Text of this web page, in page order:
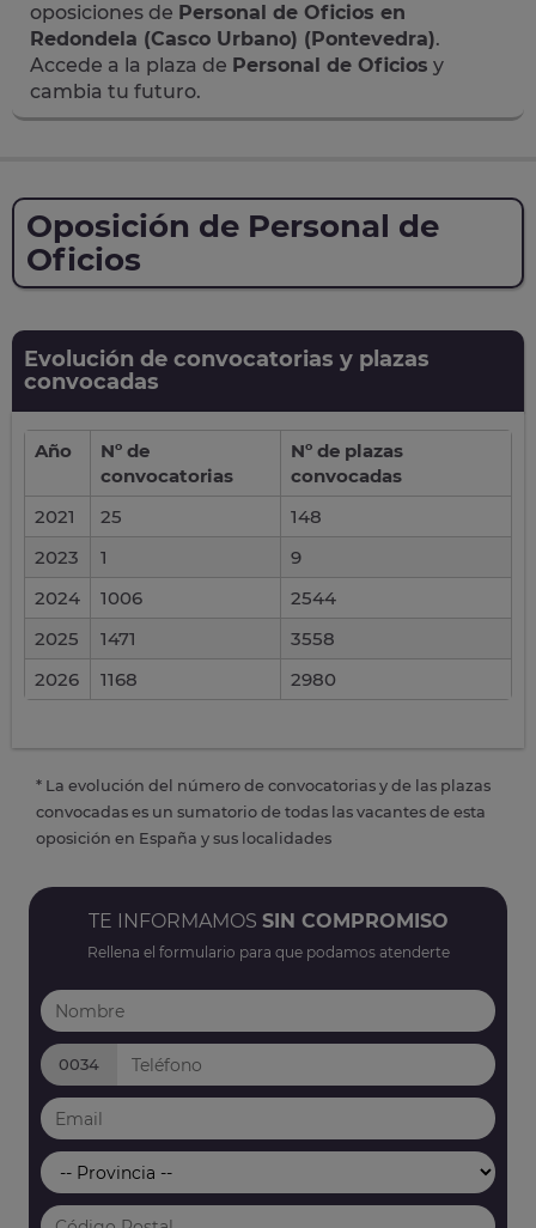
oposiciones de Personal de Oficios en
Redondela (Casco Urbano) (Pontevedra).
Accede a la plaza de Personal de Oficios y
cambia tu futuro.
Oposición de Personal de
Oficios
Evolución de convocatorias y plazas
convocadas
Año
Nº de
convocatorias
Nº de plazas
convocadas
2021
25
148
2023
1
9
2024
1006
2544
2025
1471
3558
2026
1168 2980
* La evolución del número de convocatorias y de las plazas
convocadas es un sumatorio de todas las vacantes de esta
oposición en España y sus localidades
TE INFORMAMOS SIN COMPROMISO
Rellena el formulario para que podamos atenderte
0034